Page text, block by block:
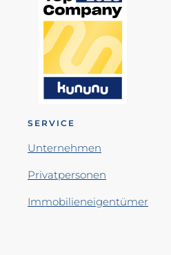
SERVICE
Unternehmen
Privatpersonen
Immobilieneigentümer